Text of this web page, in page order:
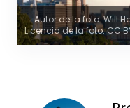
Autor de la foto: Will
Licencia de la foto: CC